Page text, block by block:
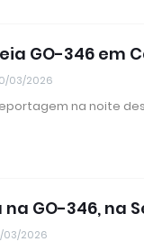
GO-346 em
03/2026
na noite
GO-346, na
03/2026